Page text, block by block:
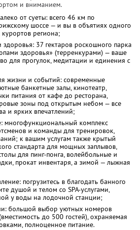
и вниманием.
от суеты: всего 46 км по
шоссе — и вы в объятиях одного
региона;
37 гектаров роскошного парка
здоровья» (терренкурами) — ваше
для прогулок, медитации и единения с
жизни и событий: современные
банкетные залы, кинотеатр,
питания от кафе до ресторана,
зоны под открытым небом — все
и ярких впечатлений;
многофункциональный комплекс
и команды для тренировок,
к вашим услугам также крытый
стандарта для мощных заплывов,
для пинг-понга, волейбольные и
прокат инвентаря, а зимой — лыжная
погрузитесь в благодать банного
душой и телом со SPA-услугами,
у воды на лодочной станции;
большой выбор уютных номеров
до 500 гостей), охраняемая
полноценное питание.